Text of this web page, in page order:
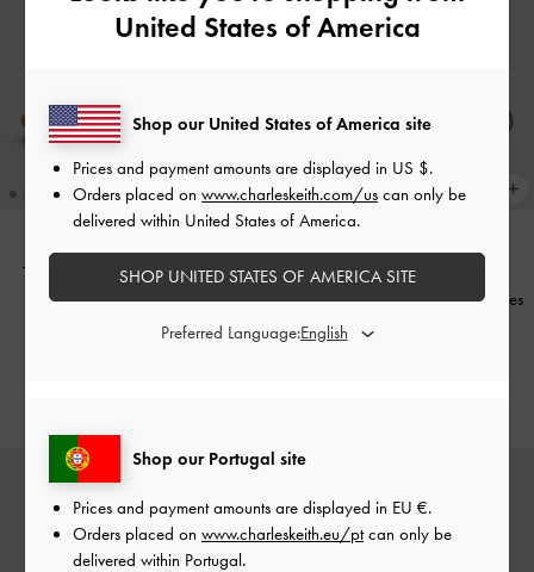
Tênis Slip-On em Camurça com
Tramado-Bege
NOVIDADE
Ténis abertos atrás com atacadores
estampados e malha metálica
United States of America
Shop our Portugal site
Prices and payment amounts are displayed in EU €.
Orders placed on www.charleskeith.eu/ptcan only be
delivered within Portugal.
Shop our United States of America site
Prices and payment amounts are displayed in US $.
Orders placed on www.charleskeith.com/us can only be
delivered within United States of America.
SHOP UNITED STATES OF AMERICA SITE
Preferred Language: